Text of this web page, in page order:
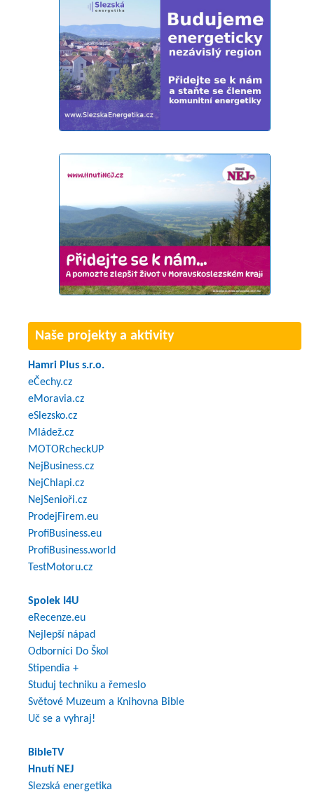
Naše projekty a aktivity
Hamri Plus s.r.o.
eČechy.cz
eMoravia.cz
eSlezsko.cz
Mládež.cz
MOTORcheckUP
NejBusiness.cz
NejChlapi.cz
NejSenioři.cz
ProdejFirem.eu
ProfiBusiness.eu
ProfiBusiness.world
TestMotoru.cz
Spolek I4U
eRecenze.eu
Nejlepší nápad
Odborníci Do Škol
Stipendia +
Studuj techniku a řemeslo
Světové Muzeum a Knihovna Bible
Uč se a vyhraj!
BibleTV
Hnutí NEJ
Slezská energetika